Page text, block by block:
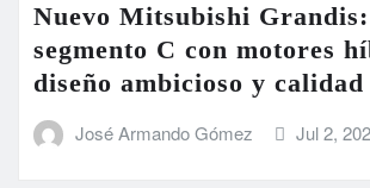
Nuevo Mitsubishi
segmento C con motores
diseño ambicioso y calidad
José Armando Gómez Jul 2,